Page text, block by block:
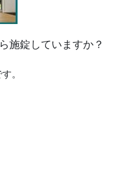
施錠していますか？
。